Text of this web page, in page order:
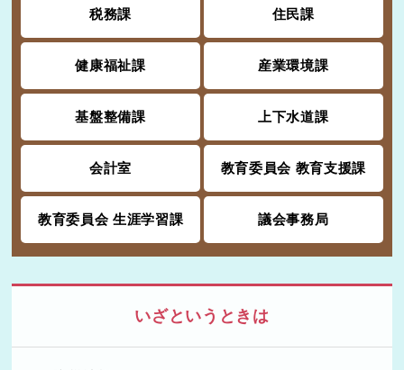
税務課 住民課
健康福祉課 産業環境課
基盤整備課 上下水道課
会計室 教育委員会 教育支援課
教育委員会 生涯学習課 議会事務局
いざというときは